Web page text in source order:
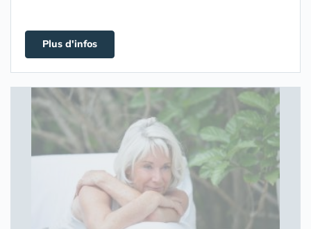
Plus d'infos